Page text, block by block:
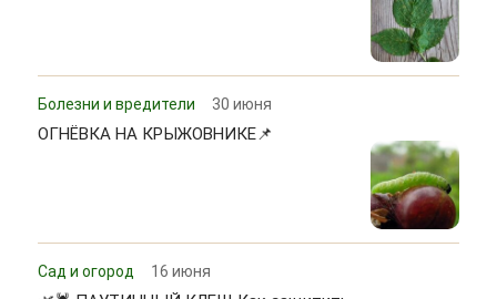
Болезни и вредители 30 июня
ОГНЁВКА НА КРЫЖОВНИКЕ📌
Сад и огород 16 июня